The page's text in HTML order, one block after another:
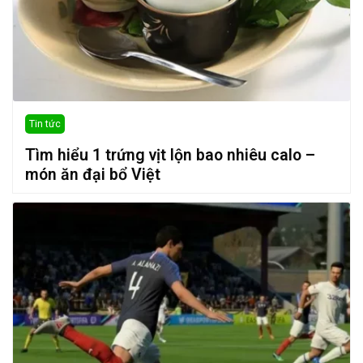
Tin tức
Tìm hiểu 1 trứng vịt lộn bao nhiêu calo –
món ăn đại bổ Việt